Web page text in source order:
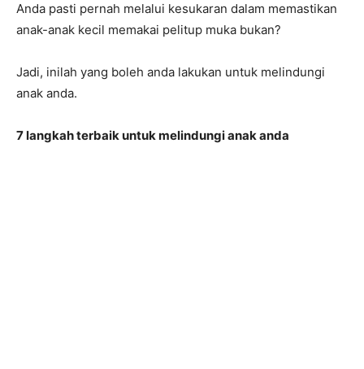
Anda pasti pernah melalui kesukaran dalam memastikan
anak-anak kecil memakai pelitup muka bukan?
Jadi, inilah yang boleh anda lakukan untuk melindungi
anak anda.
7 langkah terbaik untuk melindungi anak anda